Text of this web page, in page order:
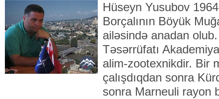
Hüseyn Yusubov
Borçalının Böyük
ailəsində anadan
Təsərrüfatı
alim-zootexnikdir. Bir
çalışdıqdan sonra
sonra Marneuli rayon